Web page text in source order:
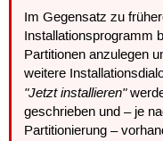
Im Gegensatz zu
Installationsprogramm
Partitionen anzulegen
weitere
"Jetzt installieren"
geschrieben und – je
Partitionierung –